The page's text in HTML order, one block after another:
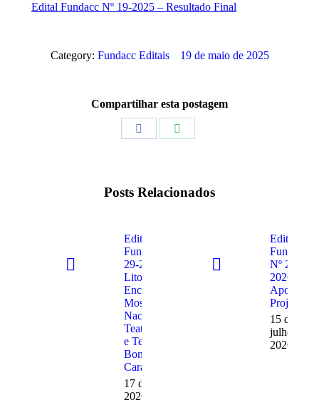
Edital Fundacc Nº 19-2025 – Resultado Final
Category: Fundacc Editais 19 de maio de 2025
Compartilhar esta postagem
Posts Relacionados
Edital
Fundacc Nº
29-2026 –
Litoral
Encena –
Mostra
Nacional de
Teatro de Rua
e Teatro de
Bonecos de
Caraguatatuba
17 de julho de
2026
Edital
Fundacc
Nº 27-
2026 –
Apoio a
Projetos
15 de
julho de
2026